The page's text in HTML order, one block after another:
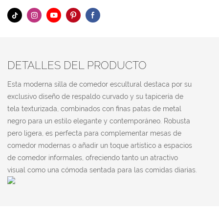
DETALLES DEL PRODUCTO
Esta moderna silla de comedor escultural destaca por su
exclusivo diseño de respaldo curvado y su tapicería de
tela texturizada, combinados con finas patas de metal
negro para un estilo elegante y contemporáneo. Robusta
pero ligera, es perfecta para complementar mesas de
comedor modernas o añadir un toque artístico a espacios
de comedor informales, ofreciendo tanto un atractivo
visual como una cómoda sentada para las comidas diarias.